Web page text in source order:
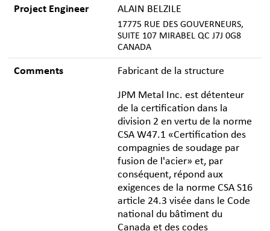
Project Engineer ALAIN BELZILE
17775 RUE DES GOUVERNEURS,
SUITE 107 MIRABEL QC J7J 0G8
CANADA
Comments
Fabricant de la structure
JPM Metal Inc. est détenteur
de la certification dans la
division 2 en vertu de la norme
CSA W47.1 «Certification des
compagnies de soudage par
fusion de l'acier» et, par
conséquent, répond aux
exigences de la norme CSA S16
article 24.3 visée dans le Code
national du bâtiment du
Canada et des codes